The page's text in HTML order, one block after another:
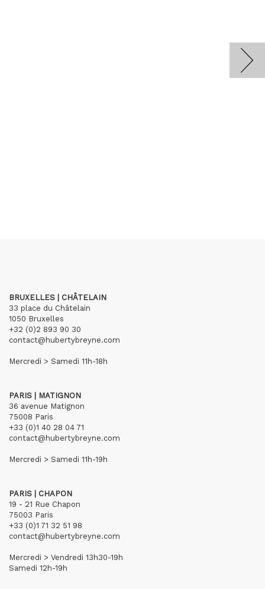
BRUXELLES | CHÂTELAIN
33 place du Châtelain
1050 Bruxelles
+32 (0)2 893 90 30
contact@hubertybreyne.com
Mercredi > Samedi 11h-18h
PARIS | MATIGNON
36 avenue Matignon
75008 Paris
+33 (0)1 40 28 04 71
contact@hubertybreyne.com
Mercredi > Samedi 11h-19h
PARIS | CHAPON
19 - 21 Rue Chapon
75003 Paris
+33 (0)1 71 32 51 98
contact@hubertybreyne.com
Mercredi > Vendredi 13h30-19h
Samedi 12h-19h